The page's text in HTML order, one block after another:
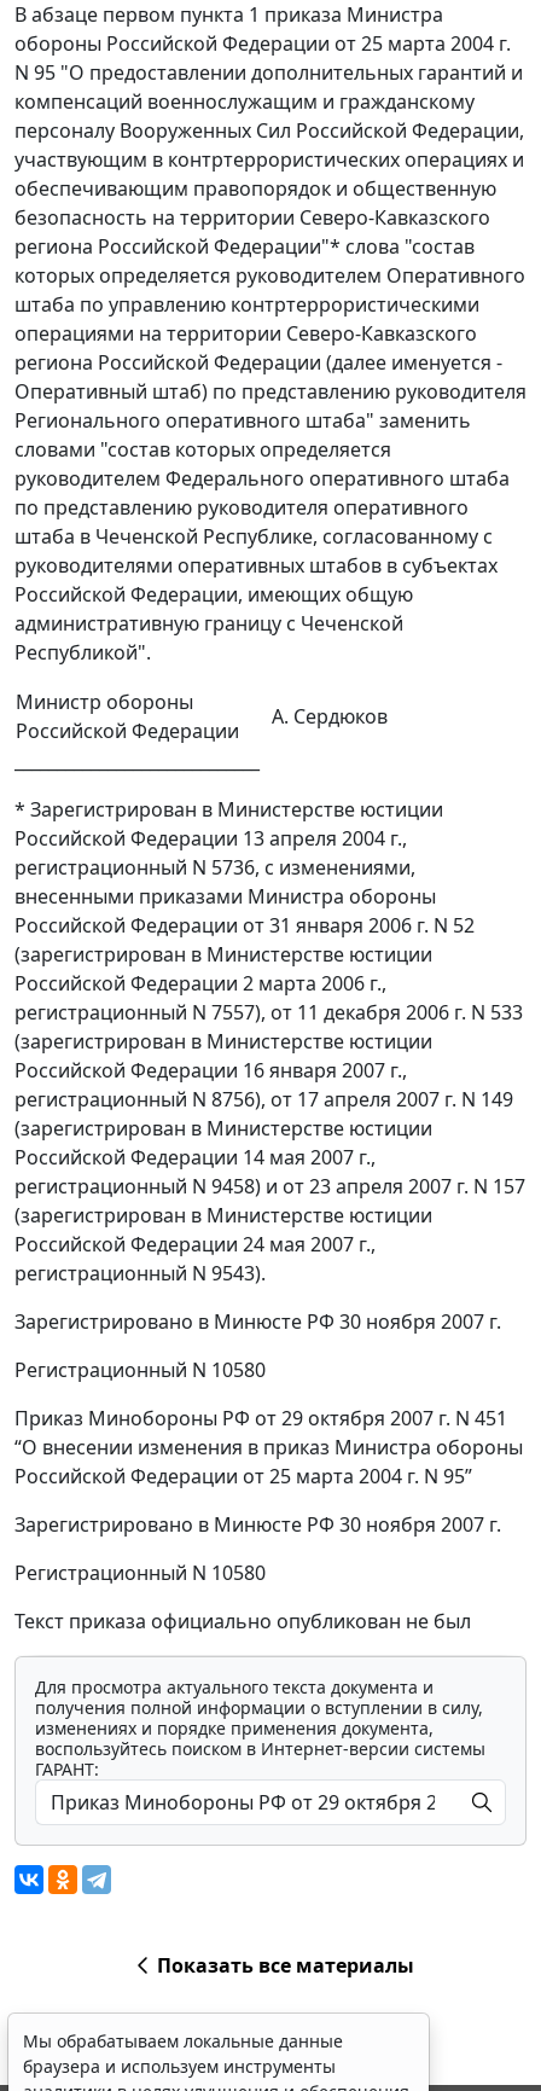
В абзаце первом пункта 1 приказа Министра
обороны Российской Федерации от 25 марта 2004 г.
N 95 "О предоставлении дополнительных гарантий и
компенсаций военнослужащим и гражданскому
персоналу Вооруженных Сил Российской Федерации,
участвующим в контртеррористических операциях и
обеспечивающим правопорядок и общественную
безопасность на территории Северо-Кавказского
региона Российской Федерации"* слова "состав
которых определяется руководителем Оперативного
штаба по управлению контртеррористическими
операциями на территории Северо-Кавказского
региона Российской Федерации (далее именуется -
Оперативный штаб) по представлению руководителя
Регионального оперативного штаба" заменить
словами "состав которых определяется
руководителем Федерального оперативного штаба
по представлению руководителя оперативного
штаба в Чеченской Республике, согласованному с
руководителями оперативных штабов в субъектах
Российской Федерации, имеющих общую
административную границу с Чеченской
Республикой".
Министр обороны
Российской Федерации
А. Сердюков
* Зарегистрирован в Министерстве юстиции
Российской Федерации 13 апреля 2004 г.,
регистрационный N 5736, с изменениями,
внесенными приказами Министра обороны
Российской Федерации от 31 января 2006 г. N 52
(зарегистрирован в Министерстве юстиции
Российской Федерации 2 марта 2006 г.,
регистрационный N 7557), от 11 декабря 2006 г. N 533
(зарегистрирован в Министерстве юстиции
Российской Федерации 16 января 2007 г.,
регистрационный N 8756), от 17 апреля 2007 г. N 149
(зарегистрирован в Министерстве юстиции
Российской Федерации 14 мая 2007 г.,
регистрационный N 9458) и от 23 апреля 2007 г. N 157
(зарегистрирован в Министерстве юстиции
Российской Федерации 24 мая 2007 г.,
регистрационный N 9543).
Зарегистрировано в Минюсте РФ 30 ноября 2007 г.
Регистрационный N 10580
Приказ Минобороны РФ от 29 октября 2007 г. N 451
“О внесении изменения в приказ Министра обороны
Российской Федерации от 25 марта 2004 г. N 95”
Зарегистрировано в Минюсте РФ 30 ноября 2007 г.
Регистрационный N 10580
Текст приказа официально опубликован не был
Для просмотра актуального текста документа и
получения полной информации о вступлении в силу,
изменениях и порядке применения документа,
воспользуйтесь поиском в Интернет-версии системы
ГАРАНТ:
Показать все материалы
Мы обрабатываем локальные данные
браузера и используем инструменты